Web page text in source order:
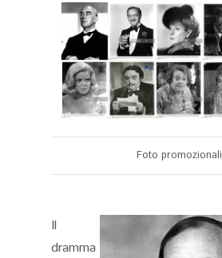
Foto promozionali
Il
dramma